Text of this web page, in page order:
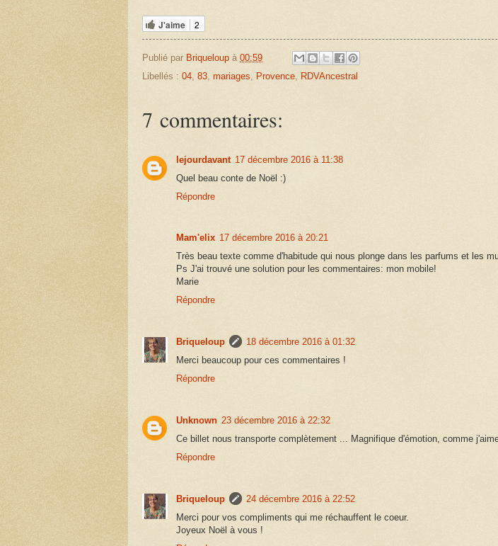
J'aime 2
Publié par Briqueloup à 00:59
Libellés : 04, 83, mariages, Provence, RDVAncestral
7 commentaires:
lejourdavant 17 décembre 2016 à 11:38
Quel beau conte de Noël :)
Répondre
Mam'elix 17 décembre 2016 à 20:21
Très beau texte comme d'habitude qui nous plonge dans les parfums et les
Ps J'ai trouvé une solution pour les commentaires: mon mobile!
Marie
Répondre
Briqueloup
18 décembre 2016 à 01:32
Merci beaucoup pour ces commentaires !
Répondre
Unknown 23 décembre 2016 à 22:32
Ce billet nous transporte complètement ... Magnifique d'émotion, comme
Répondre
Briqueloup
24 décembre 2016 à 22:52
Merci pour vos compliments qui me réchauffent le coeur.
Joyeux Noël à vous !